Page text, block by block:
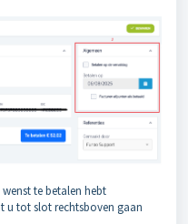
te betalen hebt
u tot slot rechtsboven gaan